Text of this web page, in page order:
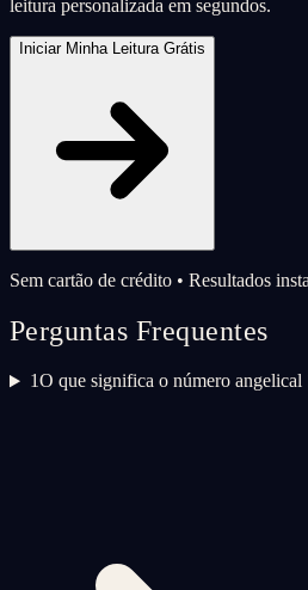
leitura personalizada em segundos.
Iniciar Minha Leitura Grátis
Sem cartão de crédito • Resultados
Perguntas Frequentes
1O que significa o número angelical